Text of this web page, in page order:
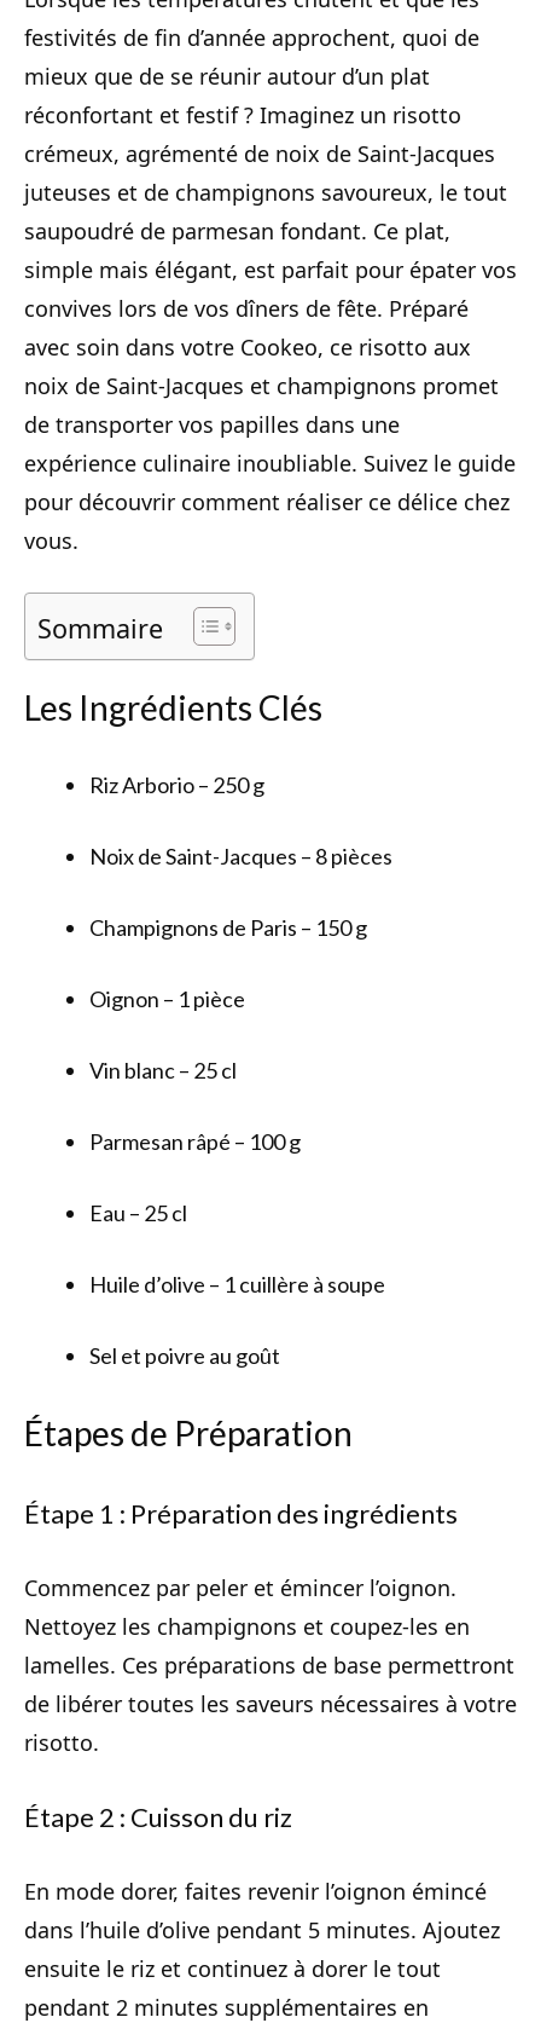
festivités de fin d’année approchent, quoi de
mieux que de se réunir autour d’un plat
réconfortant et festif ? Imaginez un risotto
crémeux, agrémenté de noix de Saint-Jacques
juteuses et de champignons savoureux, le tout
saupoudré de parmesan fondant. Ce plat,
simple mais élégant, est parfait pour épater vos
convives lors de vos dîners de fête. Préparé
avec soin dans votre Cookeo, ce risotto aux
noix de Saint-Jacques et champignons promet
de transporter vos papilles dans une
expérience culinaire inoubliable. Suivez le guide
pour découvrir comment réaliser ce délice chez
vous.
Sommaire
Les Ingrédients Clés
Riz Arborio – 250 g
Noix de Saint-Jacques – 8 pièces
Champignons de Paris – 150 g
Oignon – 1 pièce
Vin blanc – 25 cl
Parmesan râpé – 100 g
Eau – 25 cl
Huile d’olive – 1 cuillère à soupe
Sel et poivre au goût
Étapes de Préparation
Étape 1 : Préparation des ingrédients
Commencez par peler et émincer l’oignon.
Nettoyez les champignons et coupez-les en
lamelles. Ces préparations de base permettront
de libérer toutes les saveurs nécessaires à votre
risotto.
Étape 2 : Cuisson du riz
En mode dorer, faites revenir l’oignon émincé
dans l’huile d’olive pendant 5 minutes. Ajoutez
ensuite le riz et continuez à dorer le tout
pendant 2 minutes supplémentaires en